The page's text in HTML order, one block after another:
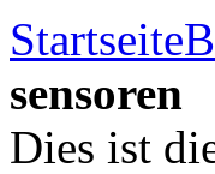
Startseite
sensoren
Dies ist